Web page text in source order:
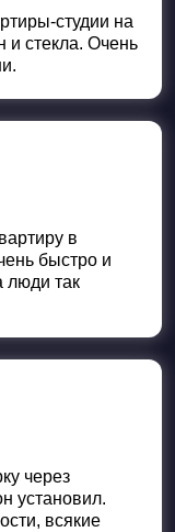
студии на
и стекла. Очень
в
быстро и
люди так
через
установил.
всякие